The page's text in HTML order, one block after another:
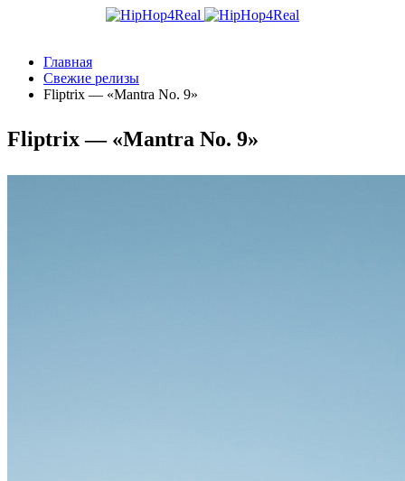
Главная
Свежие релизы
Fliptrix — «Mantra No. 9»
Fliptrix — «Mantra No. 9»